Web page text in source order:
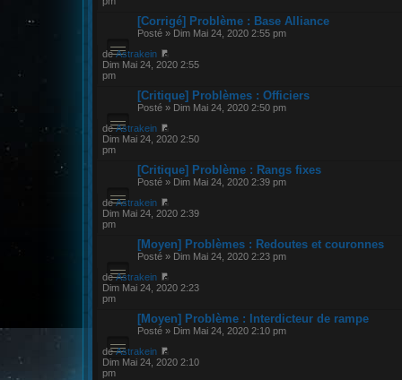
[Corrigé] Problème : Base Alliance
Posté » Dim Mai 24, 2020 2:55 pm
deAstrakein
Dim Mai 24, 2020 2:55
pm
[Critique] Problèmes : Officiers
Posté » Dim Mai 24, 2020 2:50 pm
deAstrakein
Dim Mai 24, 2020 2:50
pm
[Critique] Problème : Rangs fixes
Posté » Dim Mai 24, 2020 2:39 pm
deAstrakein
Dim Mai 24, 2020 2:39
pm
[Moyen] Problèmes : Redoutes et couronnes
Posté » Dim Mai 24, 2020 2:23 pm
deAstrakein
Dim Mai 24, 2020 2:23
pm
[Moyen] Problème : Interdicteur de rampe
Posté » Dim Mai 24, 2020 2:10 pm
deAstrakein
Dim Mai 24, 2020 2:10
pm